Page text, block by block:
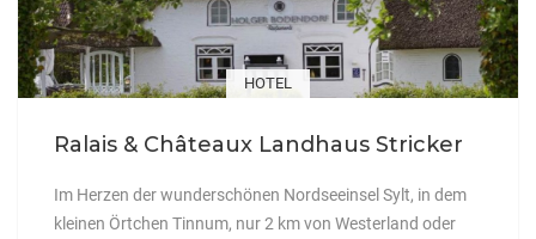
HOTEL
Ralais & Châteaux Landhaus Stricker
Im Herzen der wunderschönen Nordseeinsel Sylt, in dem
kleinen Örtchen Tinnum, nur 2 km von Westerland oder